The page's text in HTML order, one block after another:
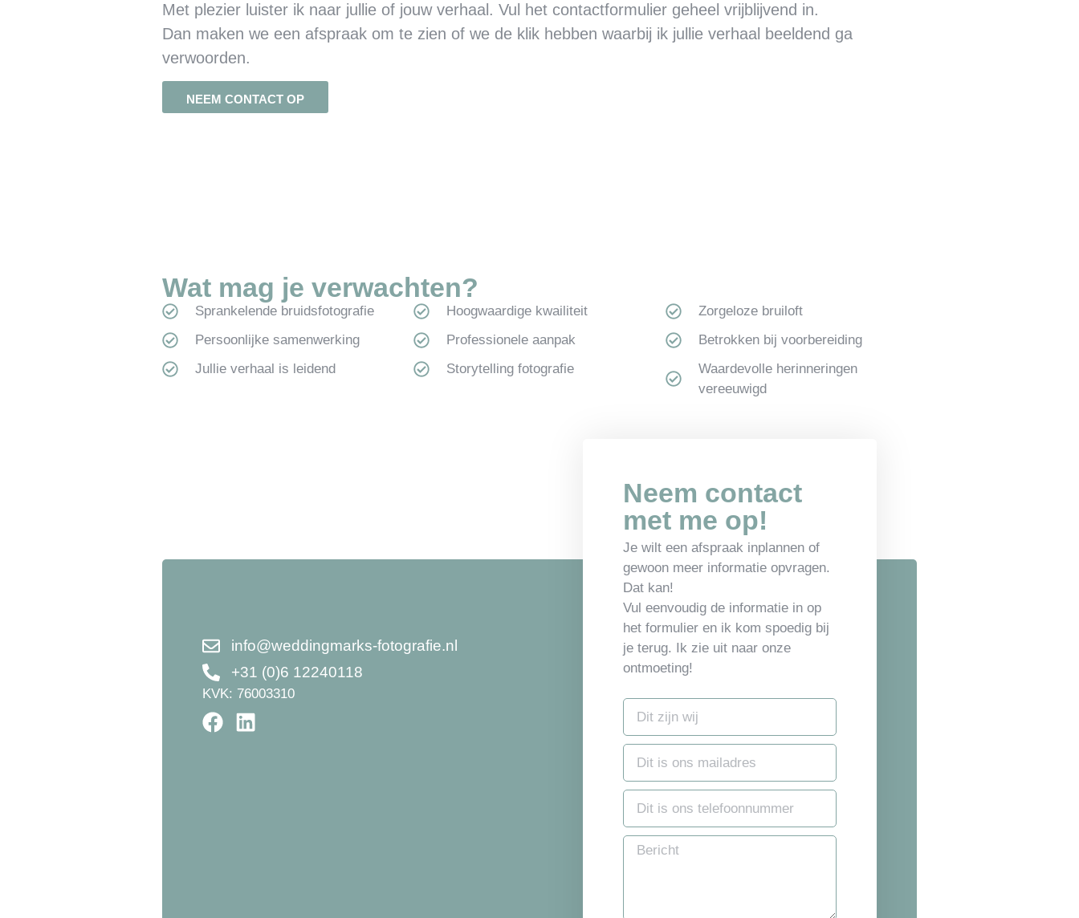
Met plezier luister ik naar jullie of jouw verhaal. Vul het contactformulier geheel vrijblijvend in.
Dan maken we een afspraak om te zien of we de klik hebben waarbij ik jullie verhaal beeldend ga
verwoorden.
NEEM CONTACT OP
Wat mag je verwachten?
Sprankelende bruidsfotografie
Persoonlijke samenwerking
Jullie verhaal is leidend
Hoogwaardige kwailiteit
Professionele aanpak
Storytelling fotografie
Zorgeloze bruiloft
Betrokken bij voorbereiding
Waardevolle herinneringen
vereeuwigd
info@weddingmarks-fotografie.nl
+31 (0)6 12240118
KVK: 76003310
Neem contact
met me op!
Je wilt een afspraak inplannen of
gewoon meer informatie opvragen.
Dat kan!
Vul eenvoudig de informatie in op
het formulier en ik kom spoedig bij
je terug. Ik zie uit naar onze
ontmoeting!